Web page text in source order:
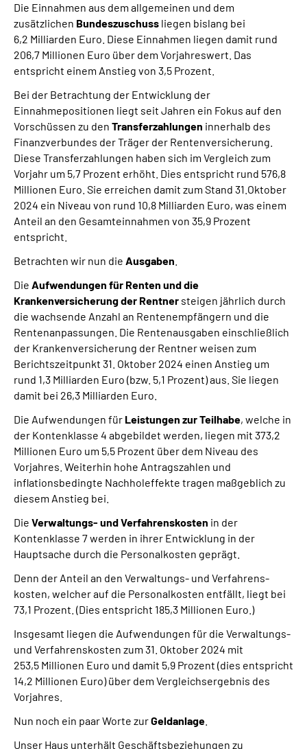
Die Einnahmen aus dem allgemeinen und dem
zusätzlichen Bundeszuschuss liegen bislang bei
6,2 Milliarden Euro. Diese Einnahmen liegen damit rund
206,7 Millionen Euro über dem Vorjahreswert. Das
entspricht einem Anstieg von 3,5 Prozent.
Bei der Betrachtung der Entwicklung der
Einnahmepositionen liegt seit Jahren ein Fokus auf den
Vorschüssen zu den Transferzahlungen innerhalb des
Finanzverbundes der Träger der Rentenversicherung.
Diese Transferzahlungen haben sich im Vergleich zum
Vorjahr um 5,7 Prozent erhöht. Dies entspricht rund 576,8
Millionen Euro. Sie erreichen damit zum Stand 31.Oktober
2024 ein Niveau von rund 10,8 Milliarden Euro, was einem
Anteil an den Gesamteinnahmen von 35,9 Prozent
entspricht.
Betrachten wir nun die Ausgaben
Die Aufwendungen für Renten und die
Krankenversicherung der Rentner steigen jährlich durch
die wachsende Anzahl an Rentenempfängern und die
Rentenanpassungen. Die Rentenausgaben einschließlich
der Krankenversicherung der Rentner weisen zum
Berichtszeitpunkt 31. Oktober 2024 einen Anstieg um
rund 1,3 Milliarden Euro (bzw. 5,1 Prozent) aus. Sie liegen
damit bei 26,3 Milliarden Euro.
Die Aufwendungen für Leistungen zur Teilhabe, welche in
der Kontenklasse 4 abgebildet werden, liegen mit 373,2
Millionen Euro um 5,5 Prozent über dem Niveau des
Vorjahres. Weiterhin hohe Antragszahlen und
inflationsbedingte Nachholeffekte tragen maßgeblich zu
diesem Anstieg bei.
Die Verwaltungs- und Verfahrenskosten in der
Kontenklasse 7 werden in ihrer Entwicklung in der
Hauptsache durch die Personalkosten geprägt.
Denn der Anteil an den Verwaltungs- und Verfahrens-
kosten, welcher auf die Personalkosten entfällt, liegt bei
73,1 Prozent. (Dies entspricht 185,3 Millionen Euro.)
Insgesamt liegen die Aufwendungen für die Verwaltungs-
und Verfahrenskosten zum 31. Oktober 2024 mit
253,5 Millionen Euro und damit 5,9 Prozent (dies entspricht
14,2 Millionen Euro) über dem Vergleichsergebnis des
Vorjahres.
Nun noch ein paar Worte zurGeldanlage
Unser Haus unterhält Geschäftsbeziehungen zu